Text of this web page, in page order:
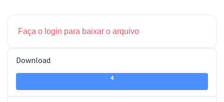
Faça o login para baixar o arquivo
Download
4